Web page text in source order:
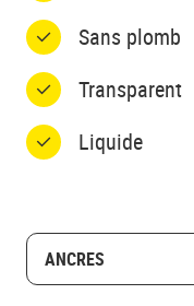
Sans plomb
Transparent
Liquide
ANCRES